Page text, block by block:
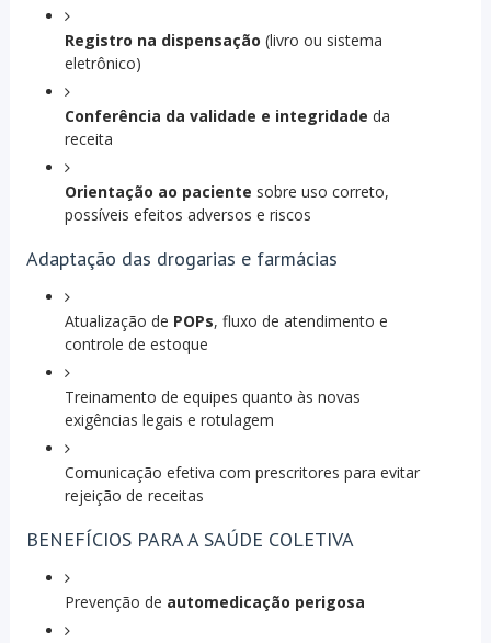
Registro na dispensação (livro ou sistema
eletrônico)
Conferência da validade e integridade da
receita
Orientação ao paciente sobre uso correto,
possíveis efeitos adversos e riscos
Adaptação das drogarias e farmácias
Atualização de POPs, fluxo de atendimento e
controle de estoque
Treinamento de equipes quanto às novas
exigências legais e rotulagem
Comunicação efetiva com prescritores para evitar
rejeição de receitas
BENEFÍCIOS PARA A SAÚDE COLETIVA
Prevenção de automedicação perigosa